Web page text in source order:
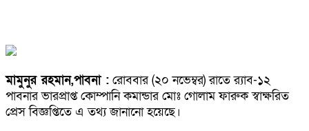
মামুনুর রহমান,পাবনা : রোববার (২০ নভেম্বর) রাতে র‍্যাব-১২
পাবনার ভারপ্রাপ্ত কোম্পানি কমান্ডার মোঃ গোলাম ফারুক স্বাক্ষরিত
প্রেস বিজ্ঞপ্তিতে এ তথ্য জানানো হয়েছে।